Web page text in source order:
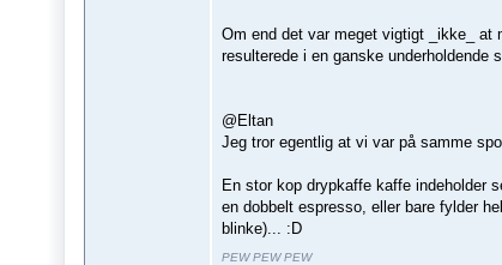
Om end det var meget vigtigt _ikke_
resulterede i en ganske underholdende
@Eltan
Jeg tror egentlig at vi var på samme
En stor kop drypkaffe kaffe indeholder
en dobbelt espresso, eller bare fylder
blinke)... :D
PEW PEW PEW